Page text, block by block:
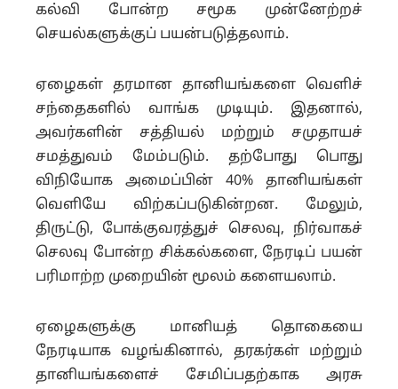
கல்வி போன்ற சமூக முன்னேற்றச்
செயல்களுக்குப் பயன்படுத்தலாம்.
ஏழைகள் தரமான தானியங்களை வெளிச்
சந்தைகளில் வாங்க முடியும். இதனால்,
அவர்களின் சத்தியல் மற்றும் சமுதாயச்
சமத்துவம் மேம்படும். தற்போது பொது
விநியோக அமைப்பின் 40% தானியங்கள்
வெளியே விற்கப்படுகின்றன. மேலும்,
திருட்டு, போக்குவரத்துச் செலவு, நிர்வாகச்
செலவு போன்ற சிக்கல்களை, நேரடிப் பயன்
பரிமாற்ற முறையின் மூலம் களையலாம்.
ஏழைகளுக்கு மானியத் தொகையை
நேரடியாக வழங்கினால், தரகர்கள் மற்றும்
தானியங்களைச் சேமிப்பதற்காக அரசு